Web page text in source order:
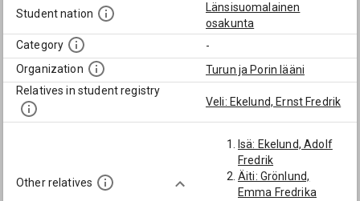
Student nation
Länsisuomalainen
osakunta
Category
-
Organization
Turun ja Porin lääni
Relatives in student registry
Veli: Ekelund, Ernst Fredrik
Other relatives
Isä: Ekelund, Adolf
Fredrik
Äiti: Grönlund,
Emma Fredrika